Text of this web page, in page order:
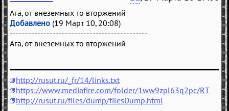
Ага, от внеземных то вторжений
Добавлено (19 Март 10, 20:08)
---------------------------------------------
Ага, от внеземных то вторжений
http://rusut.ru/_fr/14/links.txt
https://www.mediafire.com/folder/1ww9zpl63q2pc/RT
http://rusut.ru/files/dump/filesDump.html